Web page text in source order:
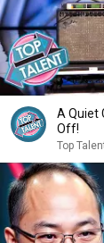
A Quiet
Off!
Top